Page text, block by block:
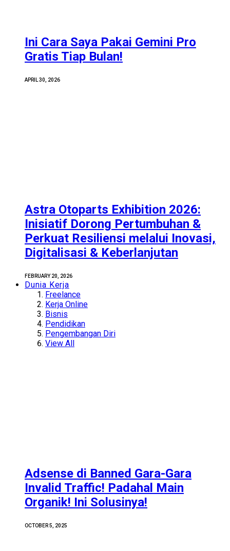
Ini Cara Saya Pakai Gemini Pro
Gratis Tiap Bulan!
APRIL 30, 2026
Astra Otoparts Exhibition 2026:
Inisiatif Dorong Pertumbuhan &
Perkuat Resiliensi melalui Inovasi,
Digitalisasi & Keberlanjutan
FEBRUARY 20, 2026
Dunia Kerja
Freelance
Kerja Online
Bisnis
Pendidikan
Pengembangan Diri
View All
Adsense di Banned Gara-Gara
Invalid Traffic! Padahal Main
Organik! Ini Solusinya!
OCTOBER 5, 2025